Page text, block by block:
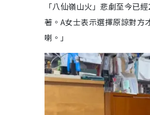
「八仙嶺山火」悲劇至今已
著。A女士表示選擇原諒對方
喇。」